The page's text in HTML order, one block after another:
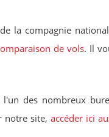
la compagnie
de vols. Il
des nombreux
notre site,accéder ici